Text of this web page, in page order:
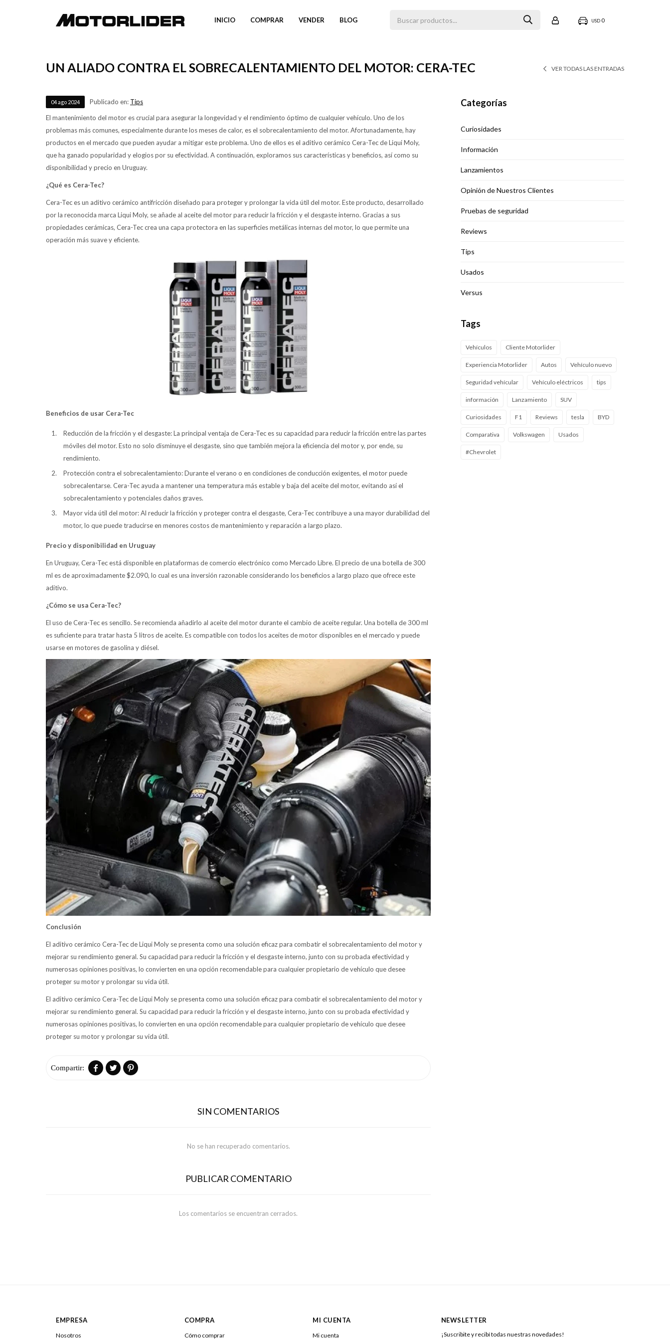
INICIO COMPRAR VENDER BLOG USD 0
UN ALIADO CONTRA EL SOBRECALENTAMIENTO DEL MOTOR: CERA-TEC VER TODAS LAS ENTRADAS
04ago 2024 Publicado en: Tips
El mantenimiento del motor es crucial para asegurar la longevidad y el rendimiento óptimo de cualquier vehículo. Uno de los
problemas más comunes, especialmente durante los meses de calor, es el sobrecalentamiento del motor. Afortunadamente, hay
productos en el mercado que pueden ayudar a mitigar este problema. Uno de ellos es el aditivo cerámico Cera-Tec de Liqui Moly,
que ha ganado popularidad y elogios por su efectividad. A continuación, exploramos sus características y beneficios, así como su
disponibilidad y precio en Uruguay.
¿Qué es Cera-Tec?
Cera-Tec es un aditivo cerámico antifricción diseñado para proteger y prolongar la vida útil del motor. Este producto, desarrollado
por la reconocida marca Liqui Moly, se añade al aceite del motor para reducir la fricción y el desgaste interno. Gracias a sus
propiedades cerámicas, Cera-Tec crea una capa protectora en las superficies metálicas internas del motor, lo que permite una
operación más suave y eficiente.
Beneficios de usar Cera-Tec
Reducción de la fricción y el desgaste: La principal ventaja de Cera-Tec es su capacidad para reducir la fricción entre las partes
móviles del motor. Esto no solo disminuye el desgaste, sino que también mejora la eficiencia del motor y, por ende, su
rendimiento.
Protección contra el sobrecalentamiento: Durante el verano o en condiciones de conducción exigentes, el motor puede
sobrecalentarse. Cera-Tec ayuda a mantener una temperatura más estable y baja del aceite del motor, evitando así el
sobrecalentamiento y potenciales daños graves.
Mayor vida útil del motor: Al reducir la fricción y proteger contra el desgaste, Cera-Tec contribuye a una mayor durabilidad del
motor, lo que puede traducirse en menores costos de mantenimiento y reparación a largo plazo.
Precio y disponibilidad en Uruguay
En Uruguay, Cera-Tec está disponible en plataformas de comercio electrónico como Mercado Libre. El precio de una botella de 300
ml es de aproximadamente $2.090, lo cual es una inversión razonable considerando los beneficios a largo plazo que ofrece este
aditivo.
¿Cómo se usa Cera-Tec?
El uso de Cera-Tec es sencillo. Se recomienda añadirlo al aceite del motor durante el cambio de aceite regular. Una botella de 300 ml
es suficiente para tratar hasta 5 litros de aceite. Es compatible con todos los aceites de motor disponibles en el mercado y puede
usarse en motores de gasolina y diésel.
Conclusión
El aditivo cerámico Cera-Tec de Liqui Moly se presenta como una solución eficaz para combatir el sobrecalentamiento del motor y
mejorar su rendimiento general. Su capacidad para reducir la fricción y el desgaste interno, junto con su probada efectividad y
numerosas opiniones positivas, lo convierten en una opción recomendable para cualquier propietario de vehículo que desee
proteger su motor y prolongar su vida útil.
El aditivo cerámico Cera-Tec de Liqui Moly se presenta como una solución eficaz para combatir el sobrecalentamiento del motor y
mejorar su rendimiento general. Su capacidad para reducir la fricción y el desgaste interno, junto con su probada efectividad y
numerosas opiniones positivas, lo convierten en una opción recomendable para cualquier propietario de vehículo que desee
proteger su motor y prolongar su vida útil.
  
SIN COMENTARIOS
No se han recuperado comentarios.
PUBLICAR COMENTARIO
Los comentarios se encuentran cerrados.
Categorías
Curiosidades
Información
Lanzamientos
Opinión de Nuestros Clientes
Pruebas de seguridad
Reviews
Tips
Usados
Versus
Tags
Vehículos Cliente Motorlider
Experiencia Motorlider Autos Vehículo nuevo
Seguridad vehícular Vehículo eléctricos tips
información Lanzamiento SUV
Curiosidades F1 Reviews tesla BYD
Comparativa Volkswagen Usados
#Chevrolet
EMPRESA
Nosotros
COMPRA
Cómo comprar
MI CUENTA
Mi cuenta
NEWSLETTER
¡Suscribite y recibí todas nuestras novedades!